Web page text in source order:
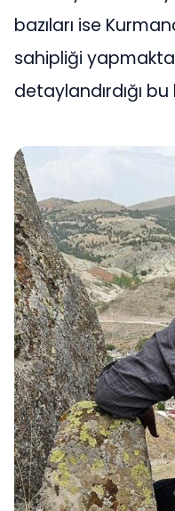
bazıları ise
sahipliği
detaylandırdığı